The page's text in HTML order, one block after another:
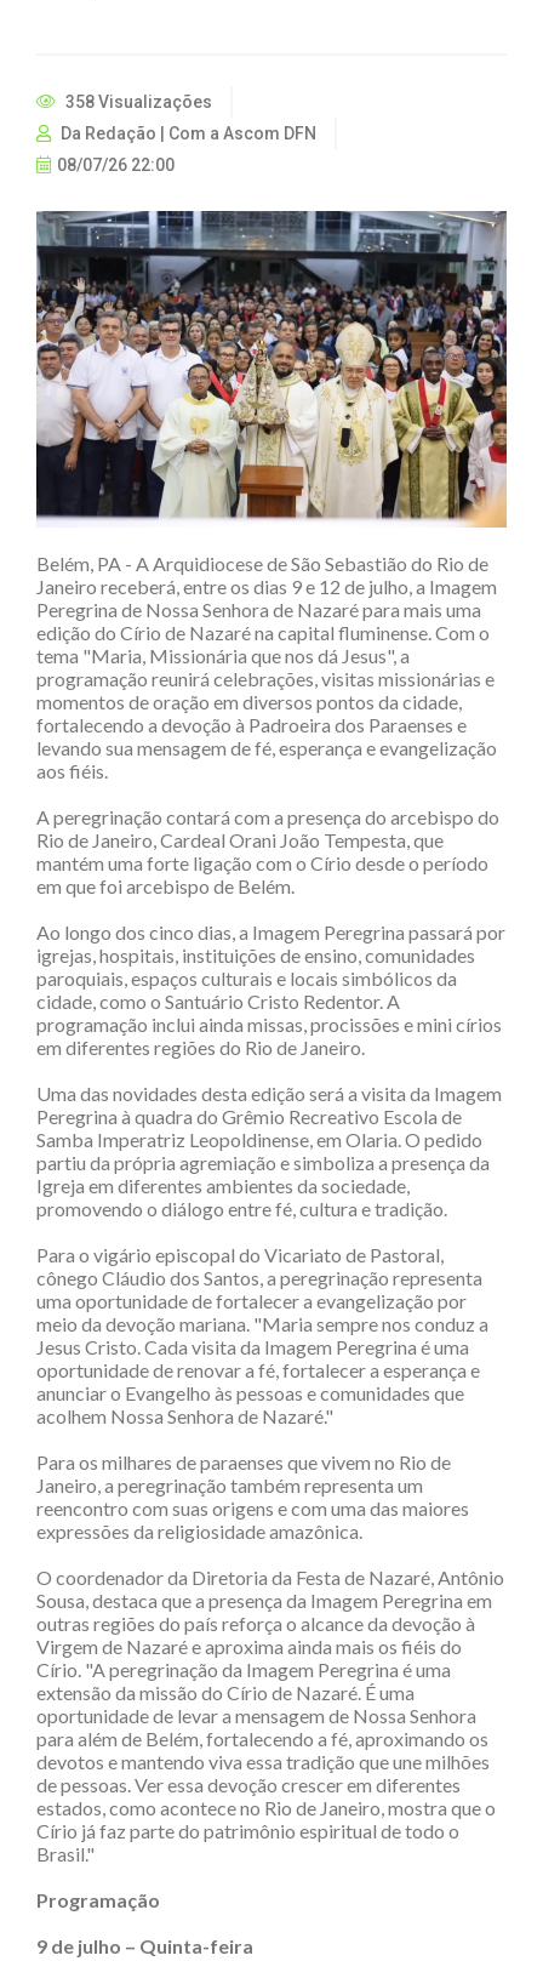
358 Visualizações
Da Redação | Com a Ascom DFN
08/07/26 22:00
Belém, PA - A Arquidiocese de São Sebastião do Rio de
Janeiro receberá, entre os dias 9 e 12 de julho, a Imagem
Peregrina de Nossa Senhora de Nazaré para mais uma
edição do Círio de Nazaré na capital fluminense. Com o
tema "Maria, Missionária que nos dá Jesus", a
programação reunirá celebrações, visitas missionárias e
momentos de oração em diversos pontos da cidade,
fortalecendo a devoção à Padroeira dos Paraenses e
levando sua mensagem de fé, esperança e evangelização
aos fiéis.
A peregrinação contará com a presença do arcebispo do
Rio de Janeiro, Cardeal Orani João Tempesta, que
mantém uma forte ligação com o Círio desde o período
em que foi arcebispo de Belém.
Ao longo dos cinco dias, a Imagem Peregrina passará por
igrejas, hospitais, instituições de ensino, comunidades
paroquiais, espaços culturais e locais simbólicos da
cidade, como o Santuário Cristo Redentor. A
programação inclui ainda missas, procissões e mini círios
em diferentes regiões do Rio de Janeiro.
Uma das novidades desta edição será a visita da Imagem
Peregrina à quadra do Grêmio Recreativo Escola de
Samba Imperatriz Leopoldinense, em Olaria. O pedido
partiu da própria agremiação e simboliza a presença da
Igreja em diferentes ambientes da sociedade,
promovendo o diálogo entre fé, cultura e tradição.
Para o vigário episcopal do Vicariato de Pastoral,
cônego Cláudio dos Santos, a peregrinação representa
uma oportunidade de fortalecer a evangelização por
meio da devoção mariana. "Maria sempre nos conduz a
Jesus Cristo. Cada visita da Imagem Peregrina é uma
oportunidade de renovar a fé, fortalecer a esperança e
anunciar o Evangelho às pessoas e comunidades que
acolhem Nossa Senhora de Nazaré."
Para os milhares de paraenses que vivem no Rio de
Janeiro, a peregrinação também representa um
reencontro com suas origens e com uma das maiores
expressões da religiosidade amazônica.
O coordenador da Diretoria da Festa de Nazaré, Antônio
Sousa, destaca que a presença da Imagem Peregrina em
outras regiões do país reforça o alcance da devoção à
Virgem de Nazaré e aproxima ainda mais os fiéis do
Círio. "A peregrinação da Imagem Peregrina é uma
extensão da missão do Círio de Nazaré. É uma
oportunidade de levar a mensagem de Nossa Senhora
para além de Belém, fortalecendo a fé, aproximando os
devotos e mantendo viva essa tradição que une milhões
de pessoas. Ver essa devoção crescer em diferentes
estados, como acontece no Rio de Janeiro, mostra que o
Círio já faz parte do patrimônio espiritual de todo o
Brasil."
Programação
9 de julho – Quinta-feira